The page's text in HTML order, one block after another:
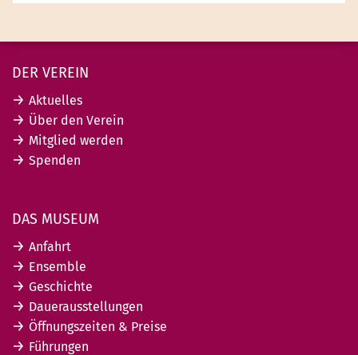
DER VEREIN
Aktuelles
Über den Verein
Mitglied werden
Spenden
DAS MUSEUM
Anfahrt
Ensemble
Geschichte
Dauerausstellungen
Öffnungszeiten & Preise
Führungen